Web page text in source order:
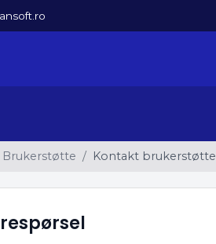
Brukerstøtte Kontakt brukerstøtte